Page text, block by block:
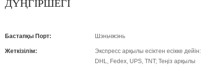
ДҮҢГІРШЕГІ
Бастапқы Порт: Шэньчжэнь
Жеткізілім:
Экспресс арқылы есіктен есікке дейін:
DHL, Fedex, UPS, TNT; Теңіз арқылы